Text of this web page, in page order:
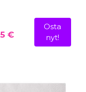
€
Osta
nyt!